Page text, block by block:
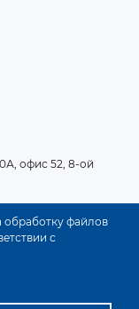
обработку файлов
с
офис 52, 8-ой